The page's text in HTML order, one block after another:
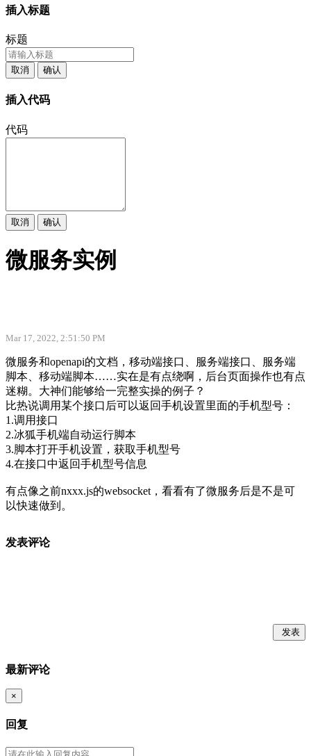
插入标题
标题
取消 确认
插入代码
代码
取消 确认
微服务实例
Mar 17, 2022, 2:51:50 PM
微服务和openapi的文档，移动端接口、服务端接口、服务端
脚本、移动端脚本……实在是有点绕啊，后台页面操作也有点
迷糊。大神们能够给一完整实操的例子？
比热说调用某个接口后可以返回手机设置里面的手机型号：
1.调用接口
2.冰狐手机端自动运行脚本
3.脚本打开手机设置，获取手机型号
4.在接口中返回手机型号信息
有点像之前nxxx.js的websocket，看看有了微服务后是不是可
以快速做到。
发表评论
发表
最新评论
×
回复